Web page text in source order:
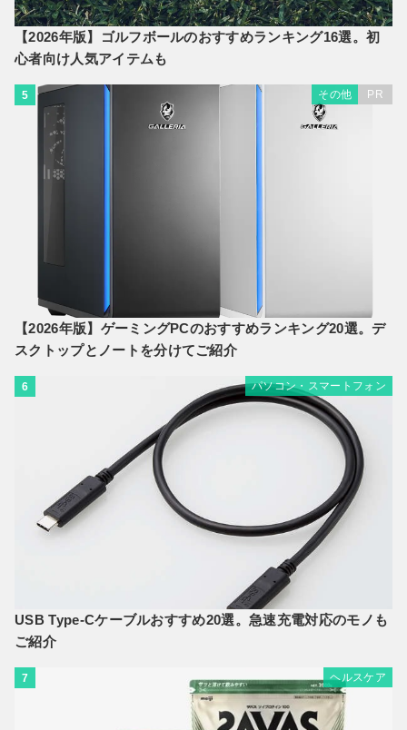
【2026年版】ゴルフボールのおすすめランキング16選。初
心者向け人気アイテムも
5 その他 PR
【2026年版】ゲーミングPCのおすすめランキング20選。デ
スクトップとノートを分けてご紹介
6 パソコン・スマートフォン
USB Type-Cケーブルおすすめ20選。急速充電対応のモノも
ご紹介
7 ヘルスケア